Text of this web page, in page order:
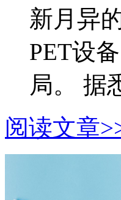
新月异
PET设
局。 据
阅读文章